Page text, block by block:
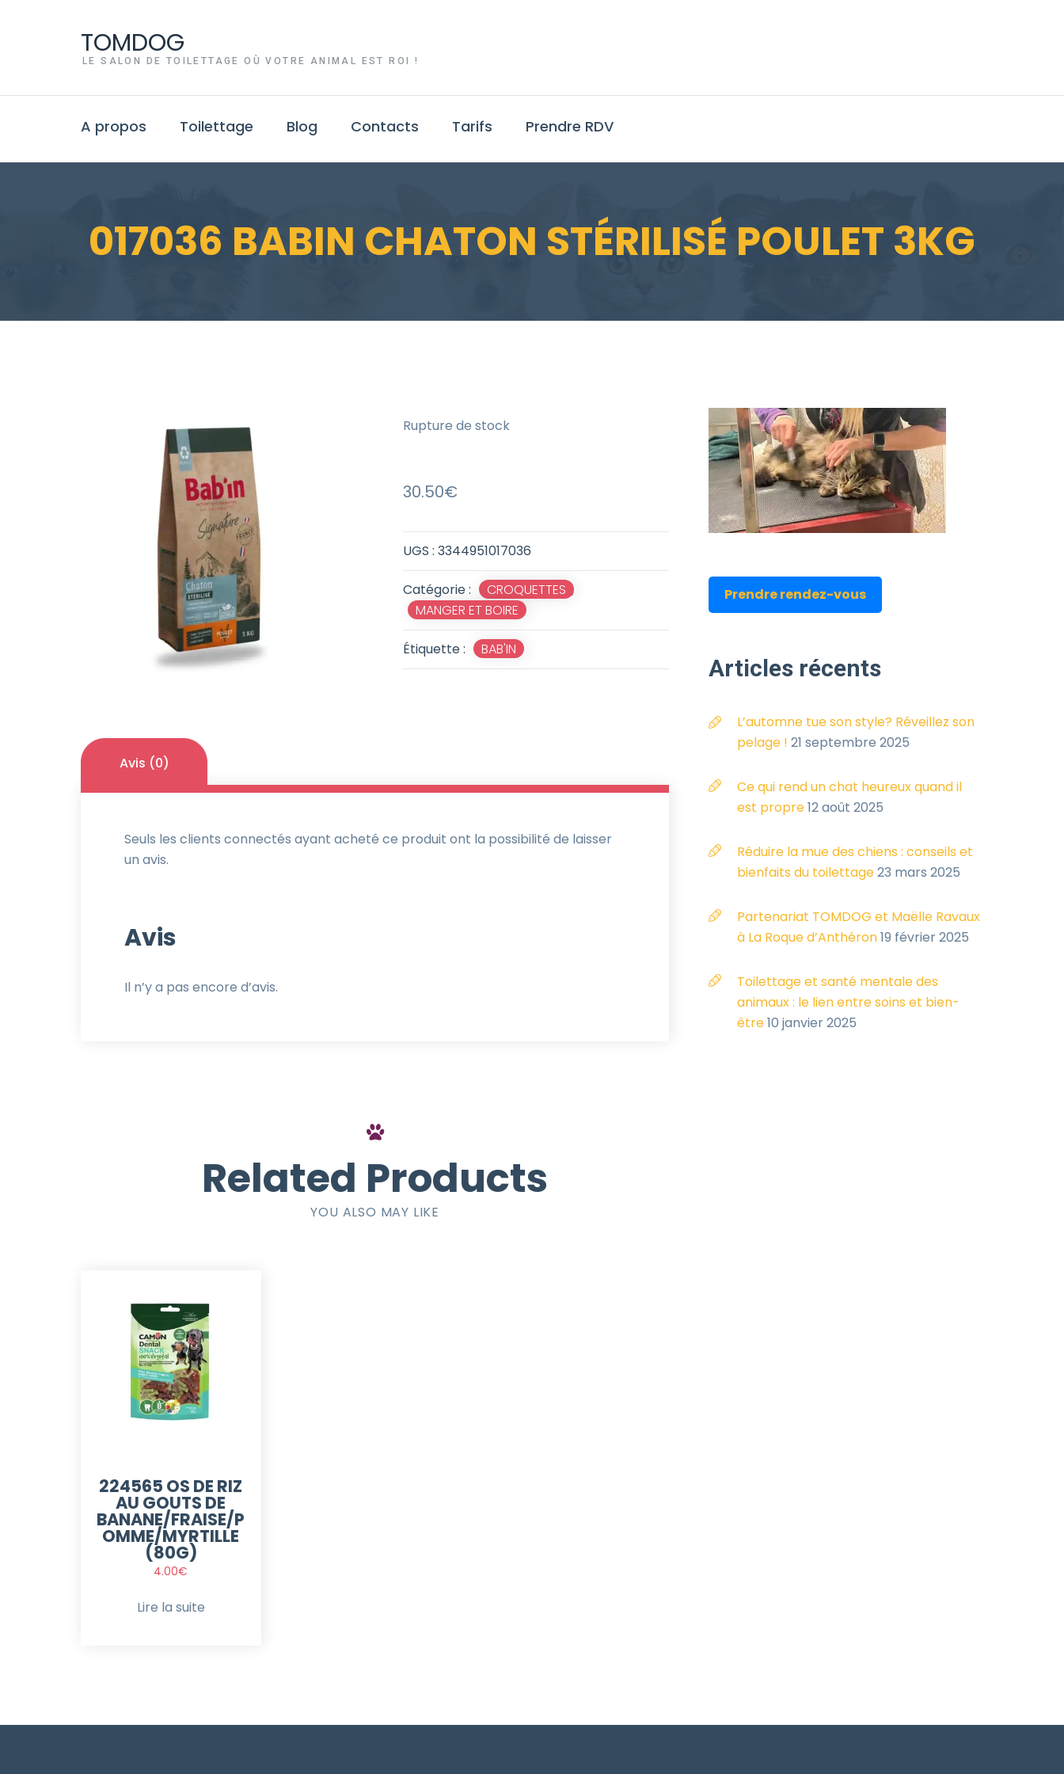
TOMDOG
LE SALON DE TOILETTAGE OÙ VOTRE ANIMAL EST ROI !
A propos Toilettage Blog Contacts Tarifs Prendre RDV
017036 BABIN CHATON STÉRILISÉ POULET 3KG
UGS : 3344951017036
Catégorie : CROQUETTES ,
MANGER ET BOIRE
Étiquette : BAB'IN
30.50€
Rupture de stock
Avis (0)
Avis
Il n’y a pas encore d’avis.
Seuls les clients connectés ayant acheté ce produit ont la possibilité de laisser
un avis.
Related Products
YOU ALSO MAY LIKE
224565 OS DE RIZ
AU GOUTS DE
BANANE/FRAISE/P
OMME/MYRTILLE
(80G)
4.00€
Lire la suite
Prendre rendez-vous
Articles récents
L’automne tue son style? Réveillez son
pelage ! 21 septembre 2025
Ce qui rend un chat heureux quand il
est propre12 août 2025
Réduire la mue des chiens : conseils et
bienfaits du toilettage23 mars 2025
Partenariat TOMDOG et Maëlle Ravaux
à La Roque d’Anthéron19 février 2025
Toilettage et santé mentale des
animaux : le lien entre soins et bien-
être10 janvier 2025